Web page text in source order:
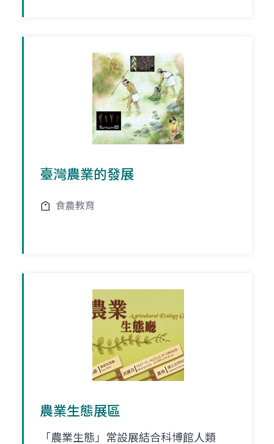
臺灣農業的發展
食農教育
農業生態展區
「農業生態」常設展結合科博館人類